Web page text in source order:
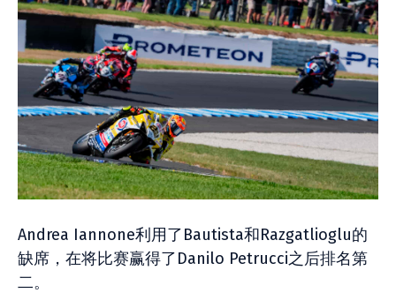
Andrea Iannone利用了Bautista和Razgatlioglu的
缺席，在将比赛赢得了Danilo Petrucci之后排名第
二。